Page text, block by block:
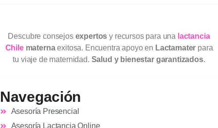
Descubre consejos expertos y recursos para una lactancia
Chilematernaexitosa. Encuentra apoyo en Lactamater para
tu viaje de maternidad. Salud y bienestar garantizados.
Navegación
Asesoría Presencial
Asesoría Lactancia Online